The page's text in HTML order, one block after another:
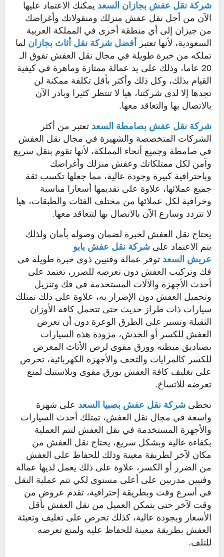
شركة نقل عفش بجازان السعد يمكنك الاعتماد عليها
الآن من أجل نقل عفش منزلك ومنقولاتك وأغراضك
من جيزان إلى أي منطقة أخرى في المملكة العربية
السعودية، لأنها تعتبر
أفضل شركة نقل أثاث بجازان لما
تملكه من خبرة طويلة في مجال نقل العفش تفوق الـ
20 عاما، وذلك على يد عمالة ممتازة وماهرة في كيفية
القيام بذلك، وكل ذلك وأكثر بأقل تكلفة ممكنة لن
تجدها إلا لدى شركتنا، هيا لا تنتظر كثيرا وبادر الآن
بالاتصال بها والتعاقد معها.
شركة نقل عفش بصامطة السعد تعتبر من أكثر
الشركات المتخصصة والشهيرة في مجال نقل العفش
في صامطة وجميع أنحاء المملكة، لأنها تقوم بنقل سريع
وآمن لكل ممتلكاتك وعفش منزلك وأغراضك
وباحترافية كبيرة وجودة عالية، مما جعلها تكسب ثقة
جميع عملائها، علاوة على تقديمها أسعارا مناسبة
وخرافية لكل عملائها من مختلف الفئات والطبقات، هيا
لا تتردد وسارع الآن بالاتصال بها لتتعاقد معها.
يحتاج نقل العفش لخبرة لضمان وصوله بأمان ولذلك
يتم الاعتماد على شركة نقل عفش بابو
عريش السعد توفر عمالة وفنيين ذوي خبرة طويلة في
فك وتركيب العفش دون تعرضه للضرر، تعتمد على
أحدث الأجهزة والآلات المستخدمة في فك وتنزيل
وتحميل العفش دون الإضرار به، علاوة على ذلك تمتلك
سيارات ذات طراز حديث حتى تتحمل كافة الأوزان
الثقيلة وتسير على الطرق الوعرة دون أن تعرض
العفش للكسر أو الخدش، مزودة هذه السيارات
بصناديق مبطنه وورق مقوى لرص الأثاث المعرض
للكسر كالمرايات والتحف والأجهزة الكهربائية، تحرص
على تغليف كافة العفش بورق مقوى وبلاستيك لمنع
تعرضه للاتساخ.
تحظى شركة نقل عفش بصبيا السعد على شهرة
واسعة في مجال نقل العفش، تمتلك أحدث السيارات
والأجهزة المستخدمة في نقل العفش لتتم العملية
بكفاءة عالية وبشكل سريع، يحتاج نقل العفش من
مكان لآخر لطريقة معينة وذلك للحفاظ على العفش
من الضرر أو الكسر، علاوة على ذلك يعمل لديها عمالة
وفنيين مدربين على أعلى مستوى لكي تتم عملية النقل
في أسرع وقت وبطريقة إحترافية، تقدم عروض من
وقت لآخر حتى يتمكن العميل من نقل العفش بأقل
الأسعار وبجودة عالية، كذلك تحرص على تغليف وتعبئة
العفش بطريقة معينة للحفاظ عليه ولمنع تعرضه
للتلف.